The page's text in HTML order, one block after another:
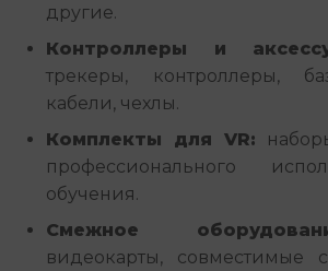
другие.
Контроллеры и
трекеры, контроллеры,
кабели, чехлы.
Комплекты для VR:
профессионального
обучения.
Смежное
видеокарты,